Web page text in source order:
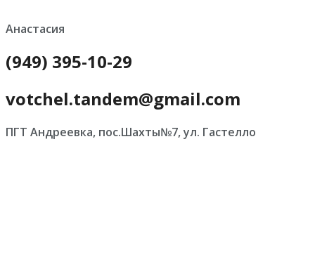
Анастасия
(949) 395-10-29
votchel.tandem@gmail.com
ПГТ Андреевка, пос.Шахты№7, ул. Гастелло